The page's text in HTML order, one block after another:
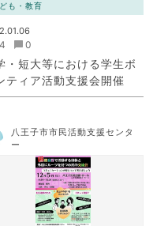
も・教育
0
・短大等における学生ボ
ティア活動支援会開催
八王子市市民活動支援センタ
ー